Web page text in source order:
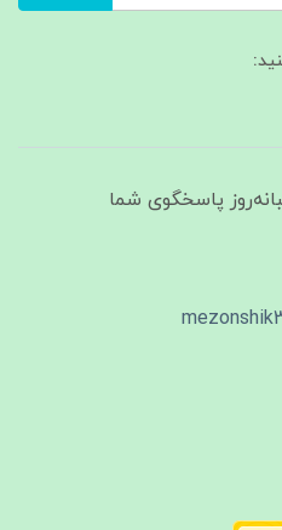
۲۴ ساعت شبانه‌روز پاسخگوی شما